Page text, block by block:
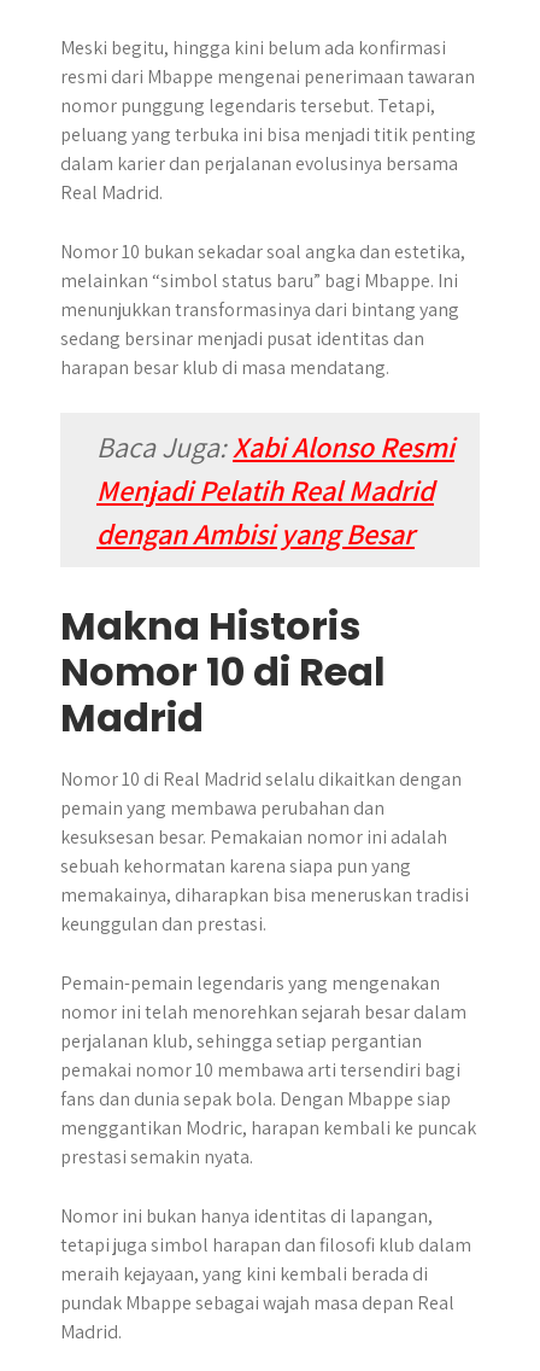
Meski begitu, hingga kini belum ada konfirmasi
resmi dari Mbappe mengenai penerimaan tawaran
nomor punggung legendaris tersebut. Tetapi,
peluang yang terbuka ini bisa menjadi titik penting
dalam karier dan perjalanan evolusinya bersama
Real Madrid.
Nomor 10 bukan sekadar soal angka dan estetika,
melainkan “simbol status baru” bagi Mbappe. Ini
menunjukkan transformasinya dari bintang yang
sedang bersinar menjadi pusat identitas dan
harapan besar klub di masa mendatang.
Baca Juga:Xabi Alonso Resmi
Menjadi Pelatih Real Madrid
dengan Ambisi yang Besar
Makna Historis
Nomor 10 di Real
Madrid
Nomor 10 di Real Madrid selalu dikaitkan dengan
pemain yang membawa perubahan dan
kesuksesan besar. Pemakaian nomor ini adalah
sebuah kehormatan karena siapa pun yang
memakainya, diharapkan bisa meneruskan tradisi
keunggulan dan prestasi.
Pemain-pemain legendaris yang mengenakan
nomor ini telah menorehkan sejarah besar dalam
perjalanan klub, sehingga setiap pergantian
pemakai nomor 10 membawa arti tersendiri bagi
fans dan dunia sepak bola. Dengan Mbappe siap
menggantikan Modric, harapan kembali ke puncak
prestasi semakin nyata.
Nomor ini bukan hanya identitas di lapangan,
tetapi juga simbol harapan dan filosofi klub dalam
meraih kejayaan, yang kini kembali berada di
pundak Mbappe sebagai wajah masa depan Real
Madrid.